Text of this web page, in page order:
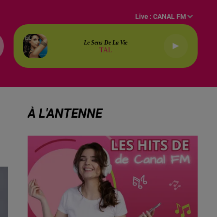
Live :CANAL FM
Le Sens De La Vie
TAL
À L'ANTENNE